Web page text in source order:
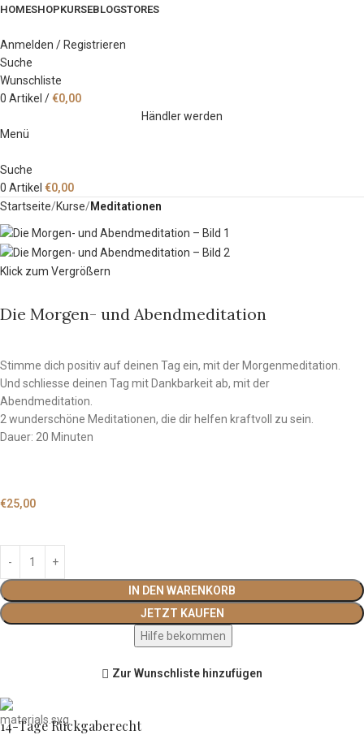
HOMESHOPKURSEBLOGSTORES
Anmelden / Registrieren
Suche
Wunschliste
0 Artikel /€0,00
Händler werden
Menü
Suche
0 Artikel €0,00
Startseite Kurse Meditationen
Klick zum Vergrößern
Die Morgen- und Abendmeditation
Stimme dich positiv auf deinen Tag ein, mit der Morgenmeditation.
Und schliesse deinen Tag mit Dankbarkeit ab, mit der
Abendmeditation.
2 wunderschöne Meditationen, die dir helfen kraftvoll zu sein.
Dauer: 20 Minuten
€25,00
IN DEN WARENKORB
JETZT KAUFEN
Hilfe bekommen
Zur Wunschliste hinzufügen
14-Tage Rückgaberecht